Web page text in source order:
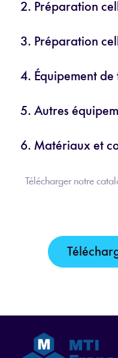
2. Préparation
3. Préparation
4. Équipement de
5. Autres
6. Matériaux et
Télécharger notre